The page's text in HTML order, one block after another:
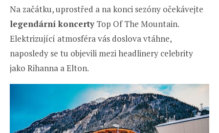
Na začátku, uprostřed a na konci sezóny očekávejte
legendární koncertyTop Of The Mountain.
Elektrizující atmosféra vás doslova vtáhne,
naposledy se tu objevili mezi headlinery celebrity
jako Rihanna a Elton.